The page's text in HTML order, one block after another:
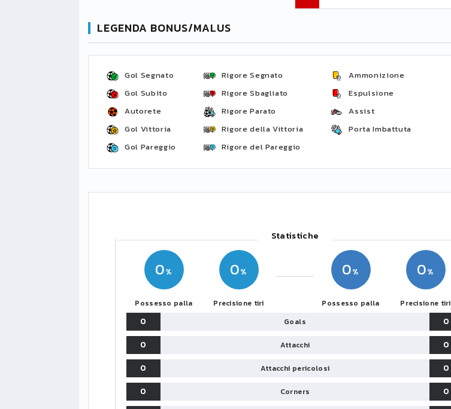
LEGENDA BONUS/MALUS
Gol Segnato
Gol Subito
Autorete
Gol Vittoria
Gol Pareggio
Rigore Segnato
Rigore Sbagliato
Rigore Parato
Rigore della Vittoria
Rigore del Pareggio
Ammonizione
Espulsione
Assist
Porta Imbattuta
Statistiche
0
Possesso palla
0
Precisione tiri
0
Possesso palla
0
Precisione tiri
0 Goals
0
0
Attacchi
0
0
Attacchi pericolosi
0
0
Corners
0